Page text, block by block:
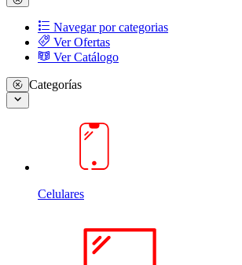
Navegar por categorias
Ver Ofertas
Ver Catálogo
Categorías
Celulares